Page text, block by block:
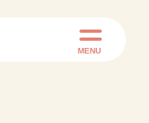
MENU